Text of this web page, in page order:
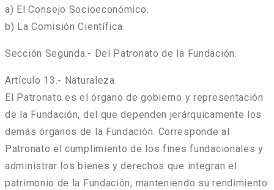
a) El Consejo Socioeconómico.
b) La Comisión Científica.
Sección Segunda.- Del Patronato de la Fundación.
Artículo 13.- Naturaleza.
El Patronato es el órgano de gobierno y representación
de la Fundación, del que dependen jerárquicamente los
demás órganos de la Fundación. Corresponde al
Patronato el cumplimiento de los fines fundacionales y
administrar los bienes y derechos que integran el
patrimonio de la Fundación, manteniendo su rendimiento